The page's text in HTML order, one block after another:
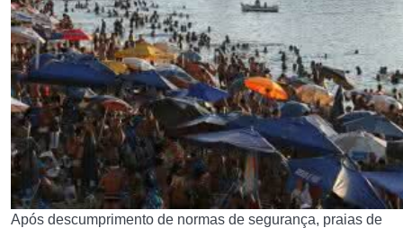
Após descumprimento de normas de segurança, praias de